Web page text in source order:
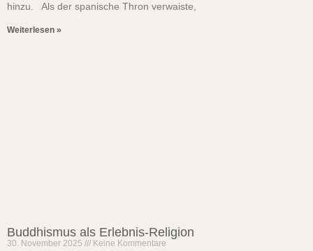
hinzu. Als der spanische Thron verwaiste,
Weiterlesen »
Buddhismus als Erlebnis-Religion
30. November 2025 Keine Kommentare